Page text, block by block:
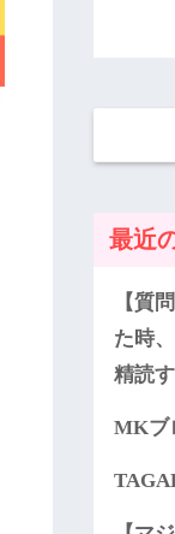
最近
【質
た時
精読
MKブ